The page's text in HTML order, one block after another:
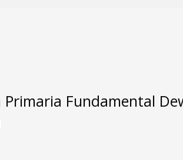
Fundamental